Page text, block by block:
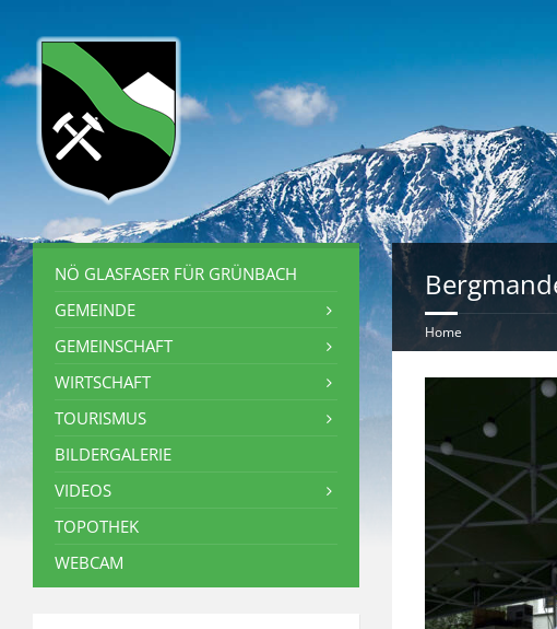
Home
NÖ GLASFASER FÜR GRÜNBACH
GEMEINDE
GEMEINSCHAFT
WIRTSCHAFT
TOURISMUS
BILDERGALERIE
VIDEOS
TOPOTHEK
WEBCAM